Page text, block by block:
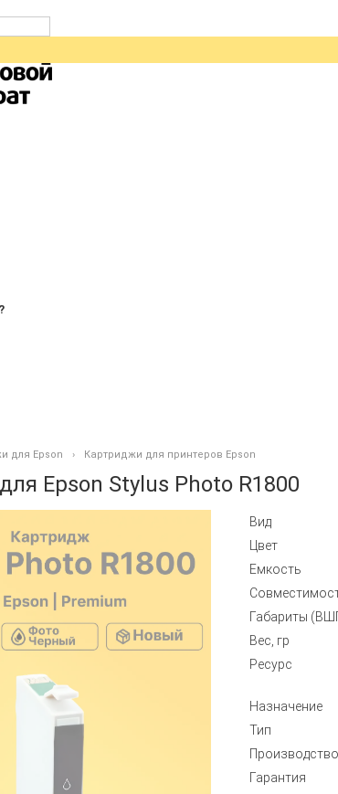
для Epson Картриджи для принтеров Epson
Epson Stylus Photo R1800
Вид
Цвет
Емкость
Габариты
Вес, гр
Ресурс
Назначение
Тип
Производство
Гарантия